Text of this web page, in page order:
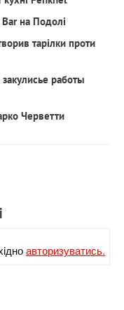
на Подолі
тарілки проти
работы
Черветти
авторизуватись.